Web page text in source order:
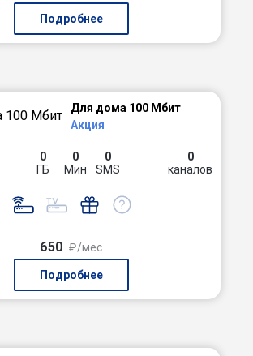
Подробнее
Для дома 100 Мбит
Акция
0
ГБ
0
Мин
0
SMS
0
каналов
650 ₽/мес
Подробнее